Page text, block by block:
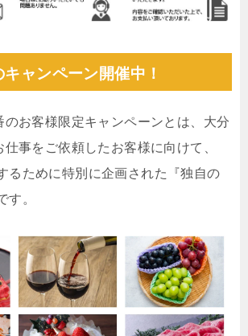
ャンペーン開催中！
のお客様限定キャンペーンとは、大分
事をご依頼したお客様に向けて、
るために特別に企画された『独自の
す。